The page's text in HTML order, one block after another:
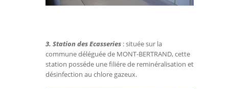
3. Station des Ecasseries : située sur la
commune déléguée de MONT-BERTRAND, cette
station posséde une filiére de reminéralisation et
désinfection au chlore gazeux.